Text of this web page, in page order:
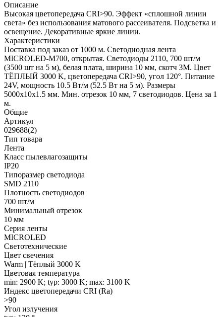
Описание
Высокая цветопередача CRI>90. Эффект «сплошной линии
света» без использования матового рассеивателя. Подсветка и
освещение. Декоративные яркие линии.
Характеристики
Поставка под заказ от 1000 м. Светодиодная лента
MICROLED-M700, открытая. Светодиоды 2110, 700 шт/м
(3500 шт на 5 м), белая плата, ширина 10 мм, скотч 3M. Цвет
ТЁПЛЫЙ 3000 K, цветопередача CRI>90, угол 120°. Питание
24V, мощность 10.5 Вт/м (52.5 Вт на 5 м). Размеры
5000x10x1.5 мм. Мин. отрезок 10 мм, 7 светодиодов. Цена за 1
м.
Общие
Артикул
029688(2)
Тип товара
Лента
Класс пылевлагозащиты
IP20
Типоразмер светодиода
SMD 2110
Плотность светодиодов
700 шт/м
Минимальный отрезок
10 мм
Серия ленты
MICROLED
Светотехнические
Цвет свечения
Warm | Тёплый 3000 K
Цветовая температура
min: 2900 K; typ: 3000 K; max: 3100 K
Индекс цветопередачи CRI (Ra)
>90
Угол излучения